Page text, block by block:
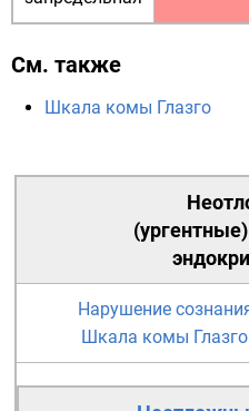
См. также
Шкала комы Глазго
Нарушение
Шкала комы Глазго